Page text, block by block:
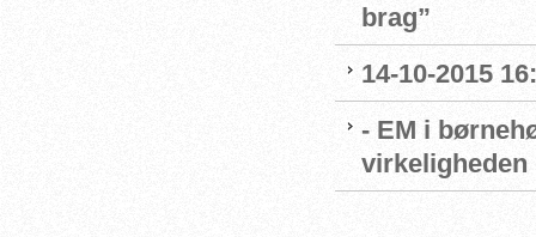
brag”
14-10-2015
- EM i
virkeligheden